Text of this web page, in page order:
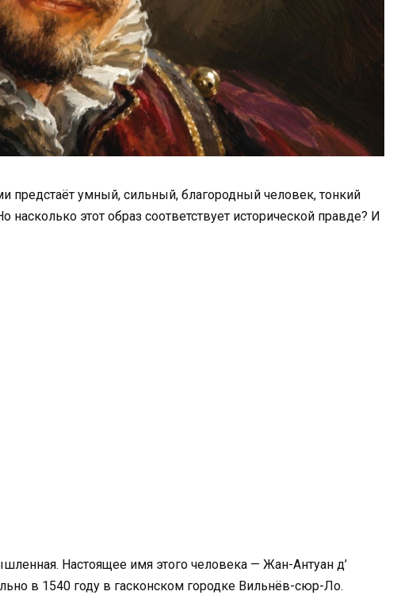
предстаёт умный, сильный, благородный человек, тонкий
насколько этот образ соответствует исторической правде? И
Настоящее имя этого человека — Жан-Антуан д’
в 1540 году в гасконском городке Вильнёв-сюр-Ло.